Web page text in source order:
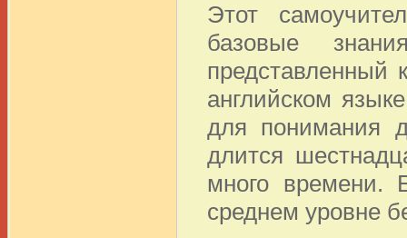
Этот
базовые
представленный
английском
для понимания
длится
много времени.
среднем уровне